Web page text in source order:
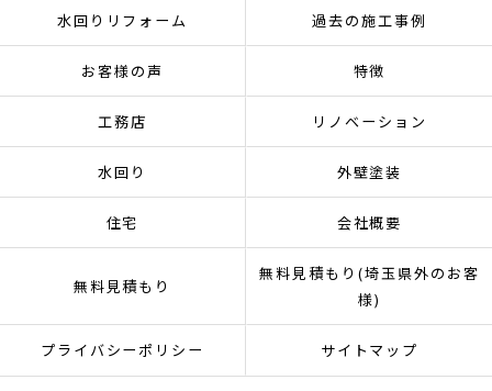
水回りリフォーム 過去の施工事例
お客様の声 特徴
工務店 リノベーション
水回り 外壁塗装
住宅 会社概要
無料見積もり
無料見積もり(埼玉県外のお客
様)
プライバシーポリシー サイトマップ